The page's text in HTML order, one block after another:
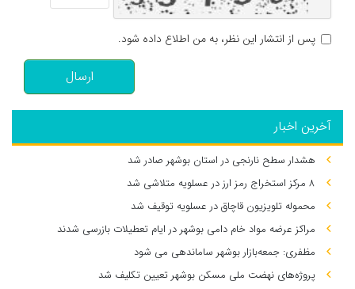
پس از انتشار این نظر، به من اطلاع داده شود.
ارسال
آخرین اخبار
هشدار سطح نارنجی در استان بوشهر صادر شد
۸ مرکز استخراج رمز ارز در عسلویه متلاشی شد
محموله تلویزیون قاچاق در عسلویه توقیف شد
مراکز عرضه مواد خام دامی بوشهر در ایام تعطیلات بازرسی شدند
مظفری: جمعه‌بازار بوشهر ساماندهی می‌ شود
پروژه‌های نهضت ملی مسکن بوشهر تعیین تکلیف شد